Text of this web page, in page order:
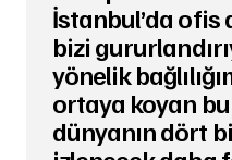
İstanbul’da ofis
bizi
yönelik
ortaya koyan
dünyanın dört